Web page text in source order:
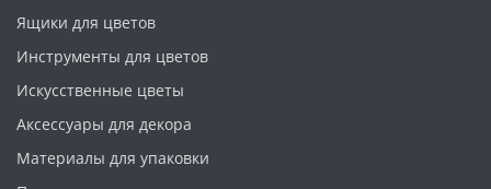
Ящики для цветов
Инструменты для цветов
Искусственные цветы
Аксессуары для декора
Материалы для упаковки